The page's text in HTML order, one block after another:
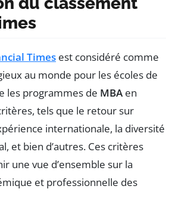
Times est considéré comme
au monde pour les écoles de
les programmes de MBA en
tels que le retour sur
internationale, la diversité
et bien d’autres. Ces critères
une vue d’ensemble sur la
et professionnelle des